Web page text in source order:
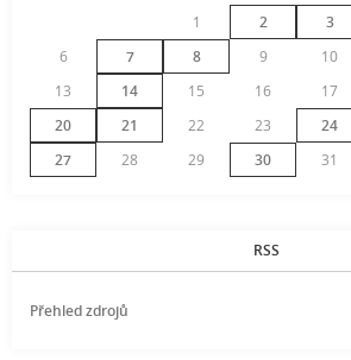
1
2 3
6
7 8 9 10
13
14 15 16 17
20
21 22 23 24
27
28 29 30 31
RSS
Přehled zdrojů